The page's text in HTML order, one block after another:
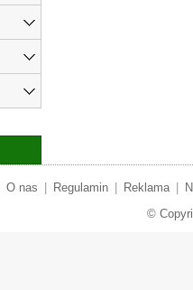
O nas Regulamin Reklama
©